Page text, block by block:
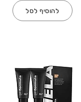
להוסיף לסל